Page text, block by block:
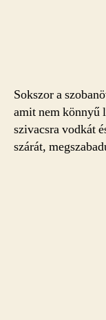
Sokszor a
amit nem könnyű
szivacsra vodkát
szárát,